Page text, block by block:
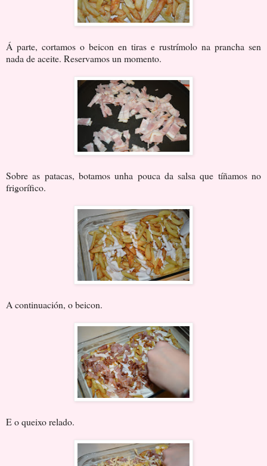
Á parte, cortamos o beicon en tiras e rustrímolo na prancha sen
nada de aceite. Reservamos un momento.
Sobre as patacas, botamos unha pouca da salsa que tíñamos no
frigorífico.
A continuación, o beicon.
E o queixo relado.